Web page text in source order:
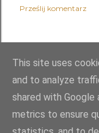
Prześlij komentarz
This site uses
and to analyze
shared with
metrics to ensure